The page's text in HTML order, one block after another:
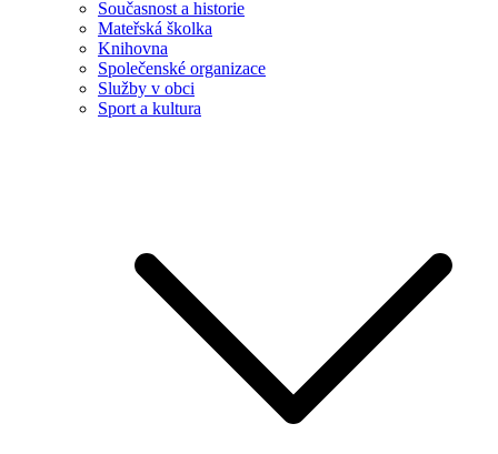
Současnost a historie
Mateřská školka
Knihovna
Společenské organizace
Služby v obci
Sport a kultura